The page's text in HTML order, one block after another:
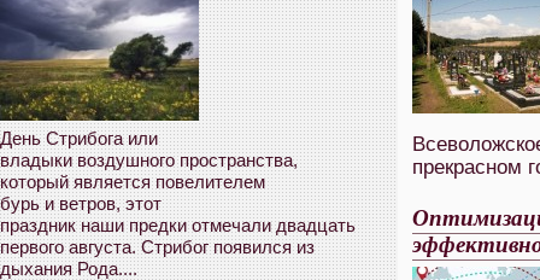
прекрасном
День Стрибога или
владыки воздушного пространства,
который является повелителем
бурь и ветров, этот
праздник наши предки отмечали двадцать
первого августа. Стрибог появился из
дыхания Рода....